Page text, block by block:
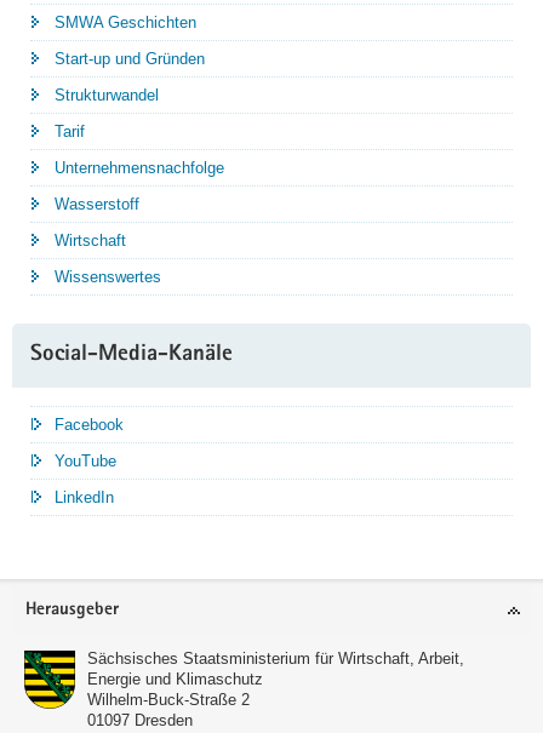
SMWA Geschichten
Start-up und Gründen
Strukturwandel
Tarif
Unternehmensnachfolge
Wasserstoff
Wirtschaft
Wissenswertes
Social-Media-Kanäle
Facebook
YouTube
LinkedIn
Service
Herausgeber
Sächsisches Staatsministerium für Wirtschaft, Arbeit,
Energie und Klimaschutz
Wilhelm-Buck-Straße 2
01097 Dresden